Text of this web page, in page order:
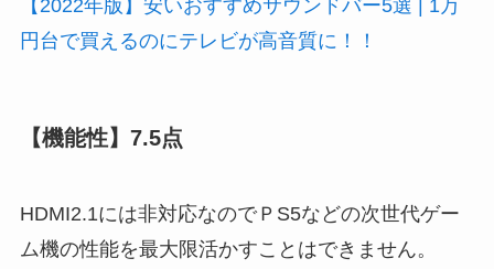
【2022年版】安いおすすめサウンドバー5選 | 1万
円台で買えるのにテレビが高音質に！！
【機能性】7.5点
HDMI2.1には非対応なのでＰS5などの次世代ゲー
ム機の性能を最大限活かすことはできません。